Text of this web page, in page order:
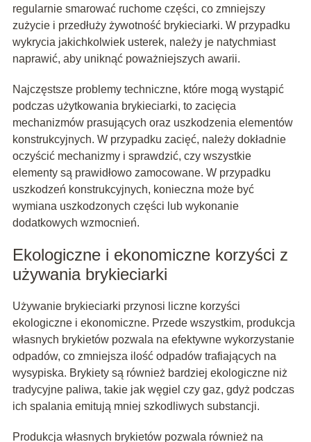
regularnie smarować ruchome części, co zmniejszy
zużycie i przedłuży żywotność brykieciarki. W przypadku
wykrycia jakichkolwiek usterek, należy je natychmiast
naprawić, aby uniknąć poważniejszych awarii.
Najczęstsze problemy techniczne, które mogą wystąpić
podczas użytkowania brykieciarki, to zacięcia
mechanizmów prasujących oraz uszkodzenia elementów
konstrukcyjnych. W przypadku zacięć, należy dokładnie
oczyścić mechanizmy i sprawdzić, czy wszystkie
elementy są prawidłowo zamocowane. W przypadku
uszkodzeń konstrukcyjnych, konieczna może być
wymiana uszkodzonych części lub wykonanie
dodatkowych wzmocnień.
Ekologiczne i ekonomiczne korzyści z
używania brykieciarki
Używanie brykieciarki przynosi liczne korzyści
ekologiczne i ekonomiczne. Przede wszystkim, produkcja
własnych brykietów pozwala na efektywne wykorzystanie
odpadów, co zmniejsza ilość odpadów trafiających na
wysypiska. Brykiety są również bardziej ekologiczne niż
tradycyjne paliwa, takie jak węgiel czy gaz, gdyż podczas
ich spalania emitują mniej szkodliwych substancji.
Produkcja własnych brykietów pozwala również na